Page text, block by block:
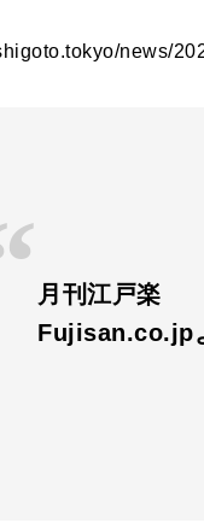
news/
月刊江戸楽
Fujisan.co.jp